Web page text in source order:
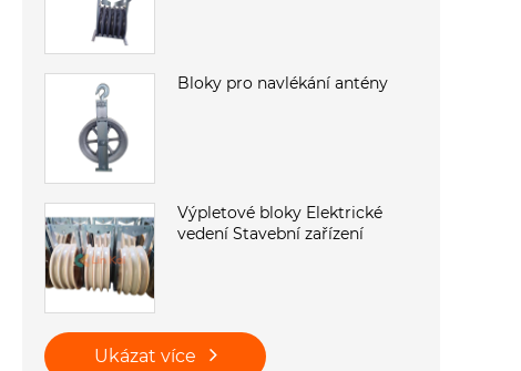
Bloky pro navlékání antény
Výpletové bloky Elektrické
vedení Stavební zařízení
Ukázat více